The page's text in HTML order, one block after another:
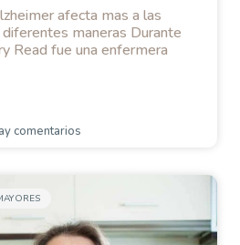
afecta mas a las
maneras Durante
Read fue una enfermera
comentarios